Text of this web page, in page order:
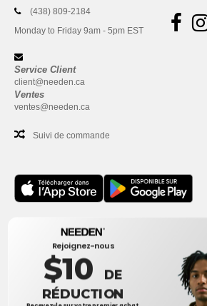
(438) 809-2184
Monday to Friday 9am - 5pm EST
Service Client
client@needen.ca
Ventes
ventes@needen.ca
Suivi de commande
Bureau
One Dundas Street West Suite 2500
Toronto, Ontario, M5G 1Z3
Ceci n'est PAS l'adresse de retour. Pour les retours, voir ici
Rejoignez-nous
$10 DE
RÉDUCTION